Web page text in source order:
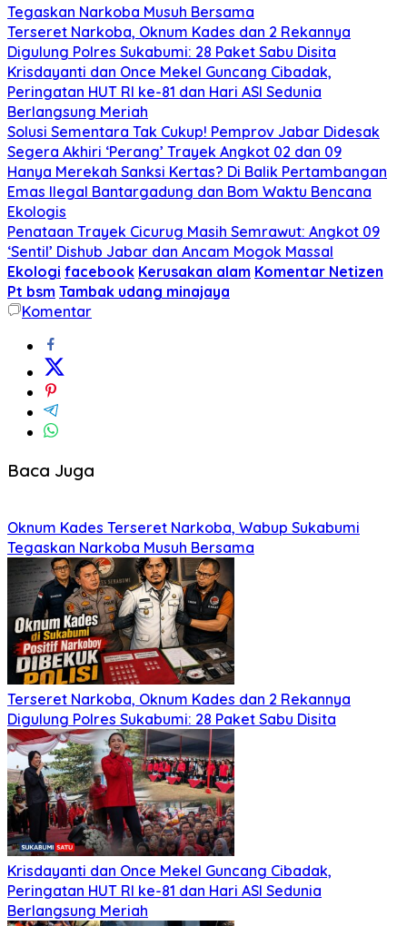
Tegaskan Narkoba Musuh Bersama
Terseret Narkoba, Oknum Kades dan 2 Rekannya
Digulung Polres Sukabumi: 28 Paket Sabu Disita
Krisdayanti dan Once Mekel Guncang Cibadak,
Peringatan HUT RI ke-81 dan Hari ASI Sedunia
Berlangsung Meriah
Solusi Sementara Tak Cukup! Pemprov Jabar Didesak
Segera Akhiri ‘Perang’ Trayek Angkot 02 dan 09
Hanya Merekah Sanksi Kertas? Di Balik Pertambangan
Emas Ilegal Bantargadung dan Bom Waktu Bencana
Ekologis
Penataan Trayek Cicurug Masih Semrawut: Angkot 09
‘Sentil’ Dishub Jabar dan Ancam Mogok Massal
Ekologi facebook Kerusakan alam Komentar Netizen
Pt bsm Tambak udang minajaya
Komentar
Baca Juga
Oknum Kades Terseret Narkoba, Wabup Sukabumi
Tegaskan Narkoba Musuh Bersama
Terseret Narkoba, Oknum Kades dan 2 Rekannya
Digulung Polres Sukabumi: 28 Paket Sabu Disita
Krisdayanti dan Once Mekel Guncang Cibadak,
Peringatan HUT RI ke-81 dan Hari ASI Sedunia
Berlangsung Meriah